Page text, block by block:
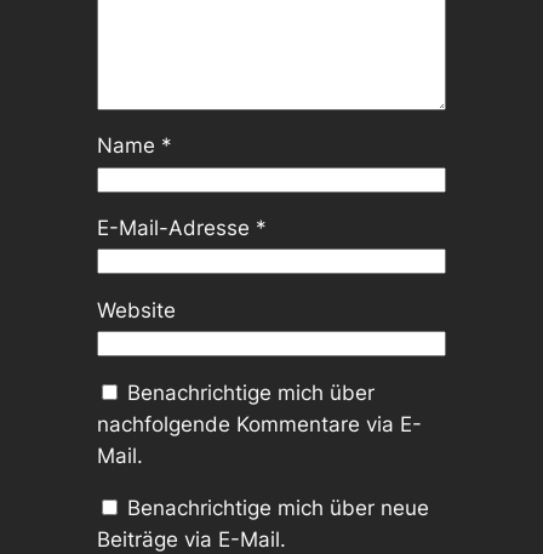
Name *
E-Mail-Adresse *
Website
Benachrichtige mich über
nachfolgende Kommentare via E-
Mail.
Benachrichtige mich über neue
Beiträge via E-Mail.